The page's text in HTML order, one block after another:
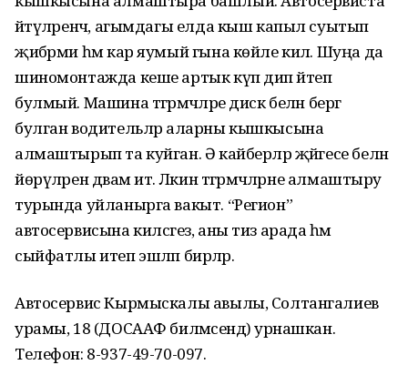
әйтүләренчә, агымдагы елда кыш капыл суытып
җибәрми һәм кар яумый гына көйле килә. Шуңа да
шиномонтажда кеше артык күп дип әйтеп
булмый. Машина тәгәрмәчләре диск белән бергә
булган водительләр аларны кышкысына
алмаштырып та куйган. Ә кайберләр җәйгесе белән
йөрүләрен дәвам итә. Ләкин тәгәрмәчләрне алмаштыру
турында уйланырга вакыт. “Регион”
автосервисына килсәгез, аны тиз арада һәм
сыйфатлы итеп эшләп бирәләр.
Автосервис Кырмыскалы авылы, Солтангалиев
урамы, 18 (ДОСААФ биләмәсендә) урнашкан.
Телефон: 8-937-49-70-097.